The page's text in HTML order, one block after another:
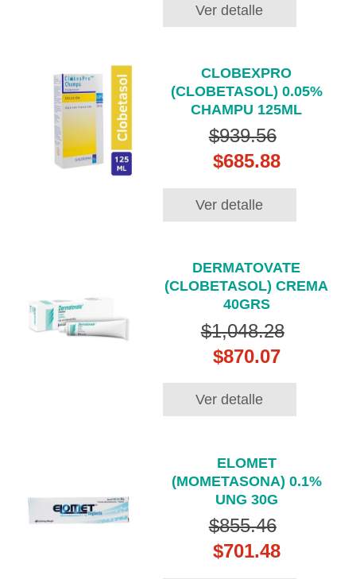
Ver detalle
CLOBEXPRO
(CLOBETASOL) 0.05%
CHAMPU 125ML
$939.56
$685.88
Ver detalle
DERMATOVATE
(CLOBETASOL) CREMA
40GRS
$1,048.28
$870.07
Ver detalle
ELOMET
(MOMETASONA) 0.1%
UNG 30G
$855.46
$701.48